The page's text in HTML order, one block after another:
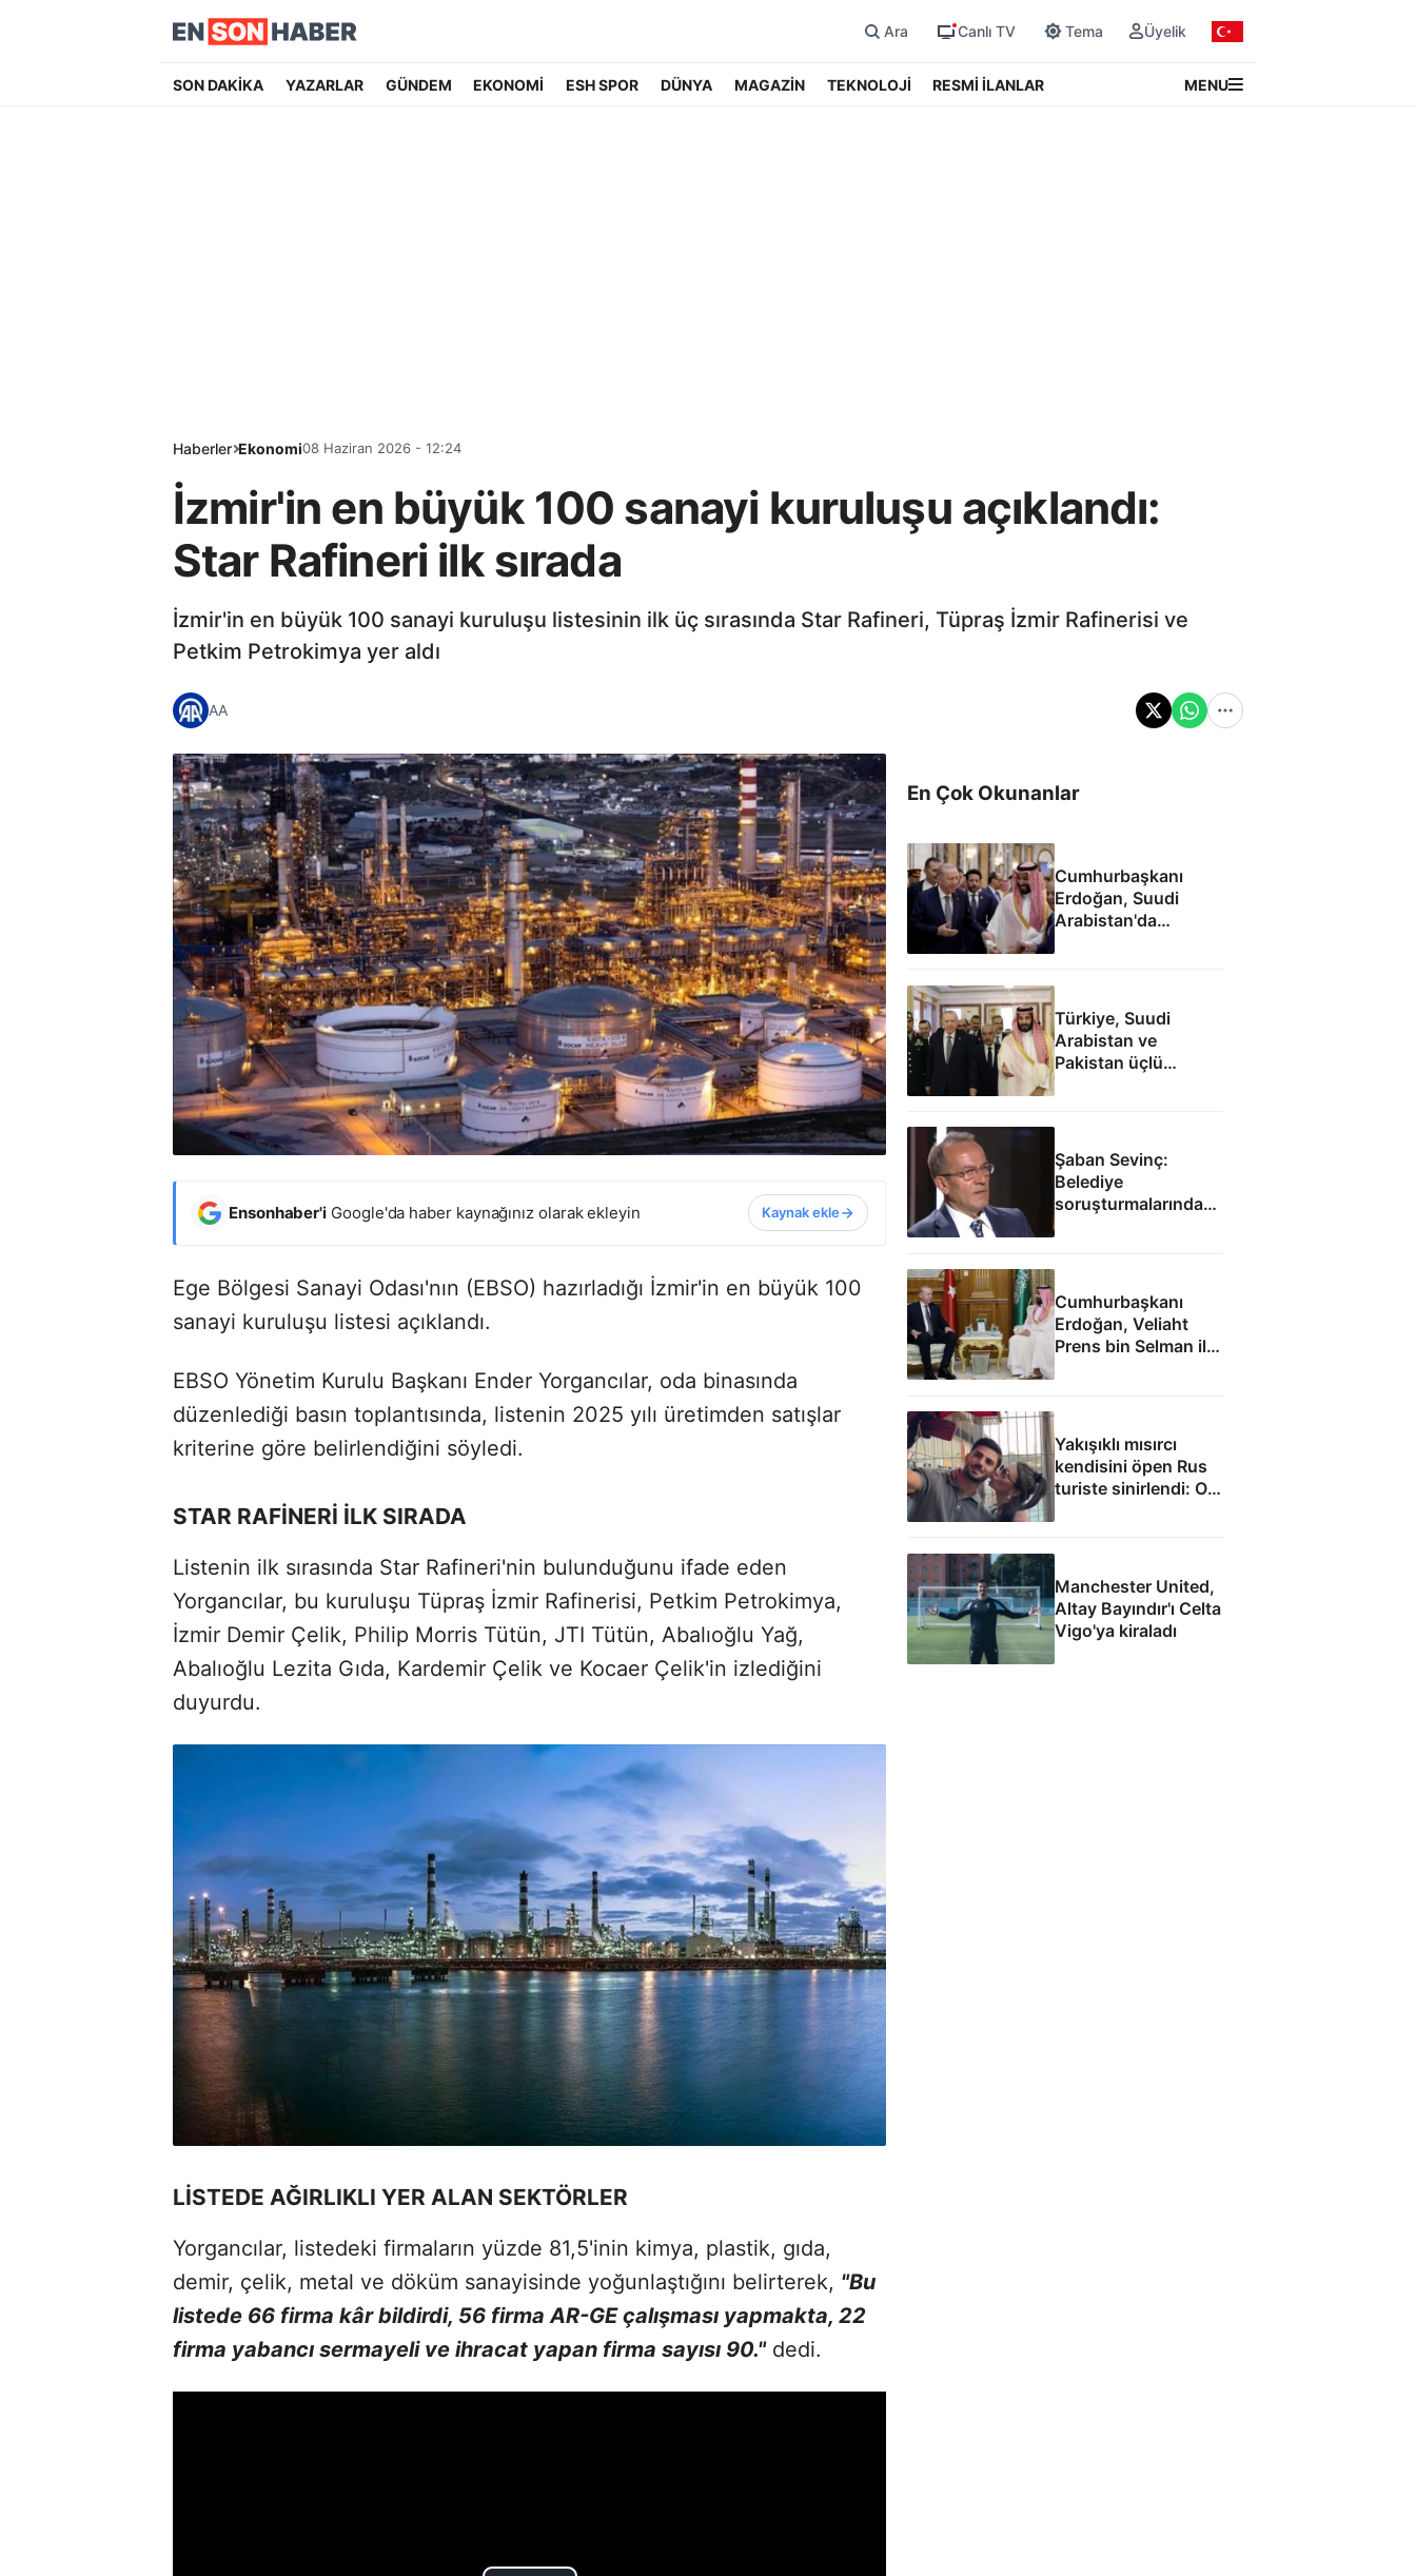
Ara Canlı TV Tema Üyelik
SON DAKİKA YAZARLAR GÜNDEM EKONOMİ ESH SPOR DÜNYA MAGAZİN TEKNOLOJİ RESMİ İLANLAR MENU
Haberler Ekonomi08 Haziran 2026 - 12:24
İzmir'in en büyük 100 sanayi kuruluşu açıklandı:
Star Rafineri ilk sırada
İzmir'in en büyük 100 sanayi kuruluşu listesinin ilk üç sırasında Star Rafineri, Tüpraş İzmir Rafinerisi ve
Petkim Petrokimya yer aldı
AA
Ensonhaber'i Google'da haber kaynağınız olarak ekleyin Kaynak ekle
Ege Bölgesi Sanayi Odası'nın (EBSO) hazırladığı İzmir'in en büyük 100
sanayi kuruluşu listesi açıklandı.
EBSO Yönetim Kurulu Başkanı Ender Yorgancılar, oda binasında
düzenlediği basın toplantısında, listenin 2025 yılı üretimden satışlar
kriterine göre belirlendiğini söyledi.
STAR RAFİNERİ İLK SIRADA
Listenin ilk sırasında Star Rafineri'nin bulunduğunu ifade eden
Yorgancılar, bu kuruluşu Tüpraş İzmir Rafinerisi, Petkim Petrokimya,
İzmir Demir Çelik, Philip Morris Tütün, JTI Tütün, Abalıoğlu Yağ,
Abalıoğlu Lezita Gıda, Kardemir Çelik ve Kocaer Çelik'in izlediğini
duyurdu.
LİSTEDE AĞIRLIKLI YER ALAN SEKTÖRLER
Yorgancılar, listedeki firmaların yüzde 81,5'inin kimya, plastik, gıda,
demir, çelik, metal ve döküm sanayisinde yoğunlaştığını belirterek, "Bu
listede 66 firma kâr bildirdi, 56 firma AR-GE çalışması yapmakta, 22
firma yabancı sermayeli ve ihracat yapan firma sayısı 90."dedi.
En Çok Okunanlar
Cumhurbaşkanı
Erdoğan, Suudi
Arabistan'da
Türkiye, Suudi
Arabistan ve
Pakistan üçlü
Şaban Sevinç:
Belediye
soruşturmalarında
savunulamayacak
Cumhurbaşkanı
Erdoğan, Veliaht
Prens bin Selman ile
Yakışıklı mısırcı
kendisini öpen Rus
turiste sinirlendi: O
Manchester United,
Altay Bayındır'ı Celta
Vigo'ya kiraladı